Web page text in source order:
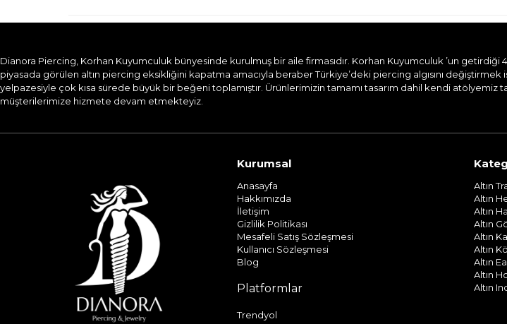
Dianora Piercing, Korhan Kuyumculuk bünyesinde kurulmuş bir aile firmasıdır. Korhan Kuyumculuk ’un
piyasada görülen altın piercing eksikliğini kapatma amacıyla beraber Türkiye’deki piercing algısını
yelpazesiyle çok kısa sürede büyük bir beğeni toplamıştır. Ürünlerimizin tamamı tasarım dahil kendi atölyemiz
müşterilerimize hizmete devam etmekteyiz.​
Kurumsal
Anasayfa
Hakkımızda
İletişim
Gizlilik Politikası
Mesafeli Satış Sözleşmesi
Kullanıcı Sözleşmesi
Blog
Platformlar
Trendyol
Altın
Altın
Altın
Altın
Altın
Altın
Altın
Altın
Altın